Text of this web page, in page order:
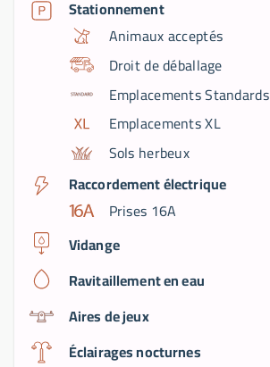
Stationnement
Animaux acceptés
Droit de déballage
Emplacements Standards
Emplacements XL
Sols herbeux
Raccordement électrique
Prises 16A
Vidange
Ravitaillement en eau
Aires de jeux
Éclairages nocturnes